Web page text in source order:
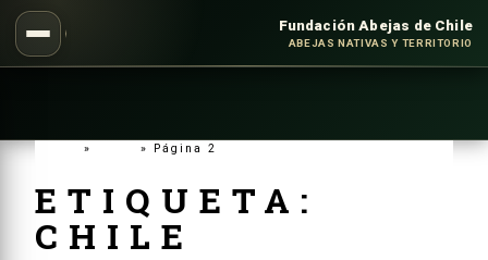
» » Página 2
ETIQUETA:
CHILE
Fundación Abejas de Chile
ABEJAS NATIVAS Y TERRITORIO